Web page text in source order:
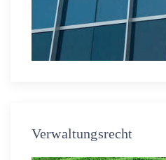
Verwaltungsrecht